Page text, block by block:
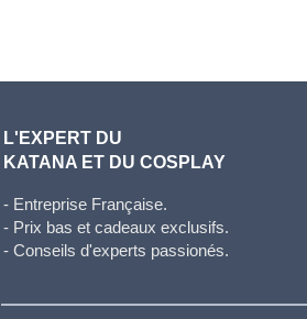
L'EXPERT DU
KATANA ET DU COSPLAY
- Entreprise Française.
- Prix bas et cadeaux exclusifs.
- Conseils d'experts passionés.